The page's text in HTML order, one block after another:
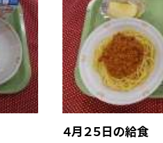
４月２５日の給食